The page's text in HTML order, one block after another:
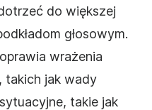
do większej
głosowym.
wrażenia
takich jak wady
takie jak